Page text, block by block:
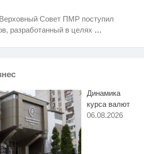
Совет ПМР поступил
разработанный в целях …
Динамика
курса валют
06.08.2026
пару секунд, но
в шоке от увиденного